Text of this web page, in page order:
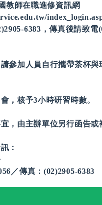
教師在職進修資訊網
6383，傳真後請致電
參加人員自行攜帶茶杯與
，核予3小時研習時數。
，由主辦單位另行函告或
：
／傳真：(02)2905-6383